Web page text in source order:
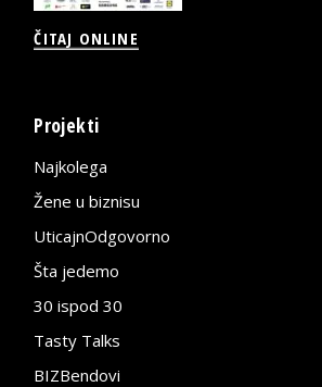
ČITAJ ONLINE
Projekti
Najkolega
Žene u biznisu
UticajnOdgovorno
Šta jedemo
30 ispod 30
Tasty Talks
BIZBendovi